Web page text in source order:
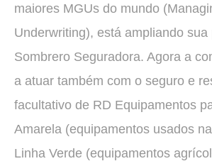
maiores MGUs do mundo
Underwriting), está ampliando sua
Sombrero Seguradora. Agora a
a atuar também com o seguro e
facultativo de RD Equipamentos
Amarela (equipamentos usados
Linha Verde (equipamentos